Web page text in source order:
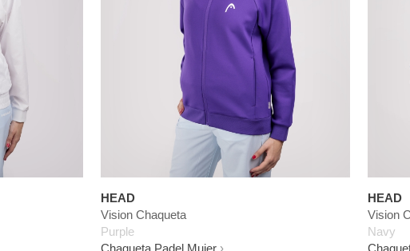
HEAD
Vision Chaqueta
Purple
Chaqueta Padel Mujer
HEAD
Vision
Navy